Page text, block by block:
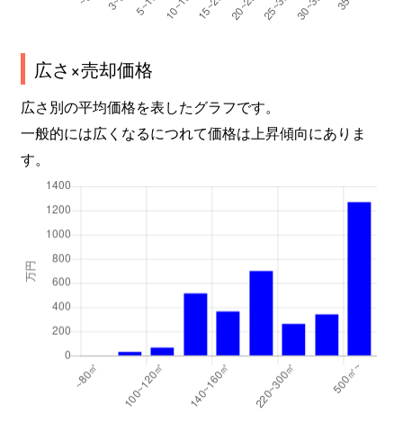
広さ×売却価格
広さ別の平均価格を表したグラフです。
一般的には広くなるにつれて価格は上昇傾向にありま
す。